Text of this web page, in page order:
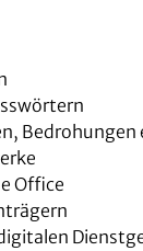
Bedrohungen
Office